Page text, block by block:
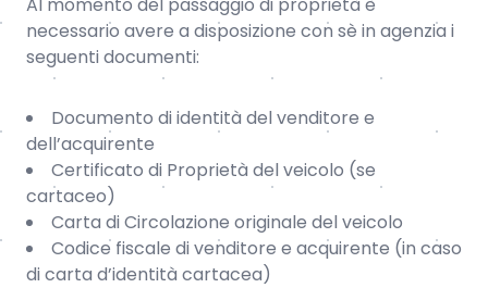
necessario avere a disposizione con sè in agenzia i
seguenti documenti:
Documento di identità del venditore e
dell’acquirente
Certificato di Proprietà del veicolo (se
cartaceo)
Carta di Circolazione originale del veicolo
Codice fiscale di venditore e acquirente (in caso
di carta d’identità cartacea)